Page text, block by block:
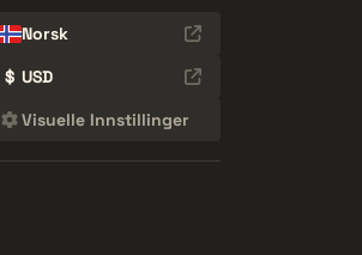
Norsk
$ USD
Visuelle Innstillinger